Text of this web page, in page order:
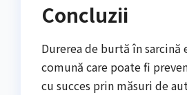
Concluzii
Durerea de burtă în sarcină
comună care poate fi
cu succes prin măsuri de